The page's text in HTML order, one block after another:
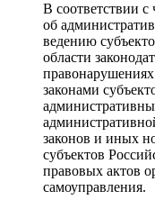
В соответствии с
об
ведению
области
правонарушениях
законами
законов и иных
субъектов
правовых актов
самоуправления.